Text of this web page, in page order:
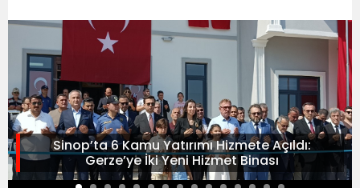
Sinop’ta 6 Kamu Yatırımı Hizmete Açıldı:
Gerze’ye İki Yeni Hizmet Binası